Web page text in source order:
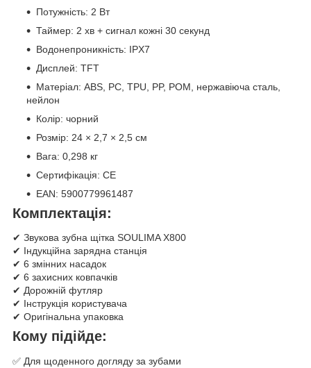
Потужність: 2 Вт
Таймер: 2 хв + сигнал кожні 30 секунд
Водонепроникність: IPX7
Дисплей: TFT
Матеріал: ABS, PC, TPU, PP, POM, нержавіюча сталь,
нейлон
Колір: чорний
Розмір: 24 × 2,7 × 2,5 см
Вага: 0,298 кг
Сертифікація: CE
EAN: 5900779961487
Комплектація:
✔ Звукова зубна щітка SOULIMA X800
✔ Індукційна зарядна станція
✔ 6 змінних насадок
✔ 6 захисних ковпачків
✔ Дорожній футляр
✔ Інструкція користувача
✔ Оригінальна упаковка
Кому підійде:
✅ Для щоденного догляду за зубами